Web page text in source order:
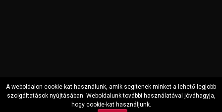
A weboldalon cookie-kat használunk, amik segítenek minket a lehető legjobb
szolgáltatások nyújtásában. Weboldalunk további használatával jóváhagyja,
hogy cookie-kat használjunk.